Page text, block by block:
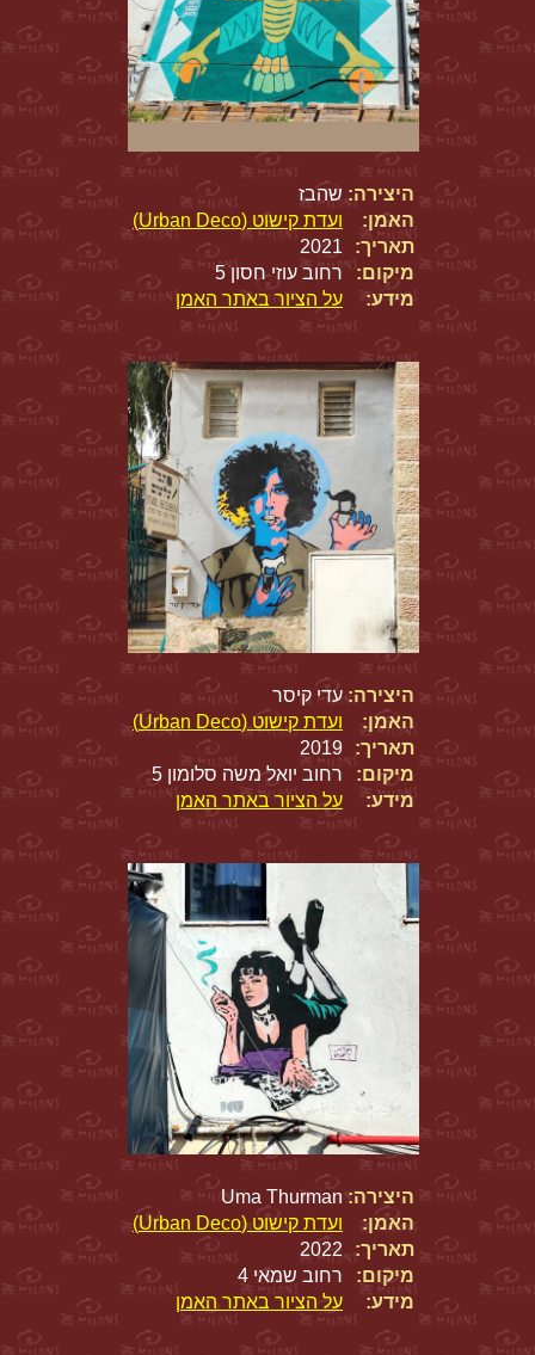
היצירה: שהבז
האמן:
ועדת קישוט (Urban Deco)
תאריך:
2021
מיקום:
רחוב עוזי חסון 5
מידע:
על הציור באתר האמן
היצירה: עדי קיסר
האמן:
ועדת קישוט (Urban Deco)
תאריך:
2019
מיקום:
רחוב יואל משה סלומון 5
מידע:
על הציור באתר האמן
היצירה: Uma Thurman
האמן:
ועדת קישוט (Urban Deco)
תאריך:
2022
מיקום:
רחוב שמאי 4
מידע:
על הציור באתר האמן